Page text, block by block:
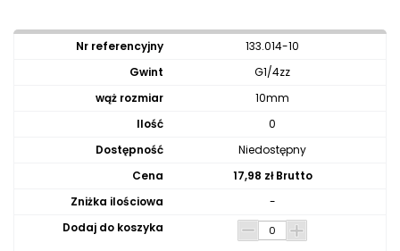
133.014-10
G1/4zz
10mm
0
Niedostępny
17,98 zł Brutto
-